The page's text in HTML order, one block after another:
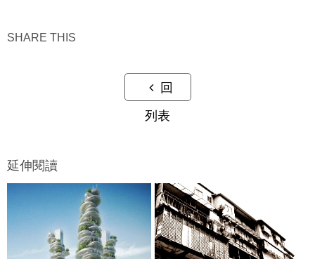
SHARE THIS
回
列表
延伸閱讀